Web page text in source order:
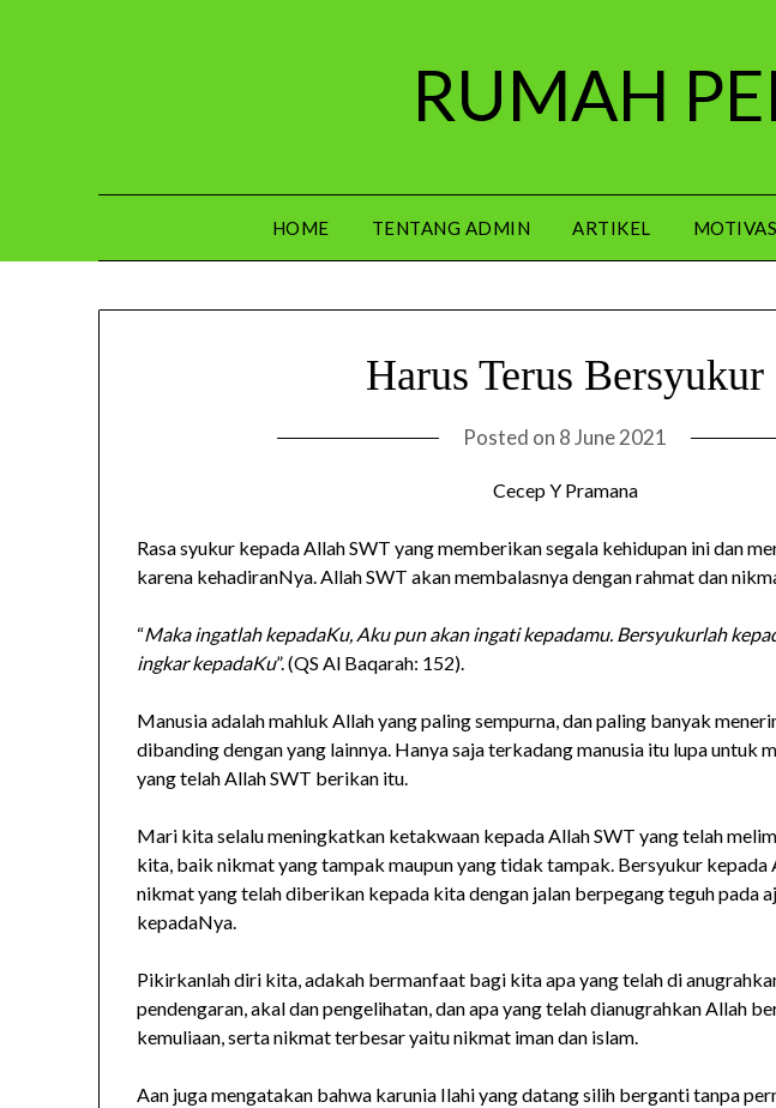
RUMAH
HOME TENTANG ADMIN ARTIKEL
Harus Terus Bersyukur
Posted on 8 June 2021
Cecep Y Pramana
Rasa syukur kepada Allah SWT yang memberikan segala kehidupan ini dan
karena kehadiranNya. Allah SWT akan membalasnya dengan rahmat dan
“Maka ingatlah kepadaKu, Aku pun akan ingati kepadamu. Bersyukurlah
ingkar kepadaKu”. (QS Al Baqarah: 152).
Manusia adalah mahluk Allah yang paling sempurna, dan paling banyak
dibanding dengan yang lainnya. Hanya saja terkadang manusia itu lupa untuk
yang telah Allah SWT berikan itu.
Mari kita selalu meningkatkan ketakwaan kepada Allah SWT yang telah
kita, baik nikmat yang tampak maupun yang tidak tampak. Bersyukur kepada
nikmat yang telah diberikan kepada kita dengan jalan berpegang teguh pada
kepadaNya.
Pikirkanlah diri kita, adakah bermanfaat bagi kita apa yang telah di
pendengaran, akal dan pengelihatan, dan apa yang telah dianugrahkan Allah
kemuliaan, serta nikmat terbesar yaitu nikmat iman dan islam.
Aan juga mengatakan bahwa karunia Ilahi yang datang silih berganti tanpa